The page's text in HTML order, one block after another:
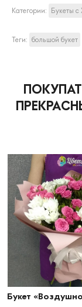
Категории: Букеты с
Теги: большой букет
Букет